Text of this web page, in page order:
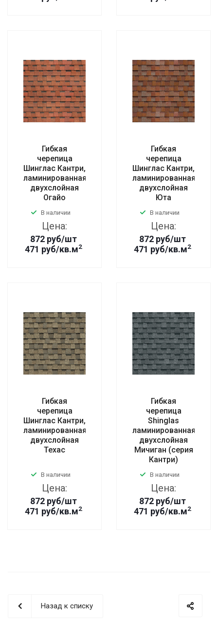
Гибкая
черепица
Шинглас Кантри,
ламинированная
двухслойная
Огайо
В наличии
Цена:
872 руб/шт
471 руб/кв.м2
Гибкая
черепица
Шинглас Кантри,
ламинированная
двухслойная
Юта
В наличии
Цена:
872 руб/шт
471 руб/кв.м2
Гибкая
черепица
Шинглас Кантри,
ламинированная
двухслойная
Техас
В наличии
Цена:
872 руб/шт
471 руб/кв.м2
Гибкая
черепица
Shinglas
ламинированная
двухслойная
Мичиган (серия
Кантри)
В наличии
Цена:
872 руб/шт
471 руб/кв.м2
Назад к списку